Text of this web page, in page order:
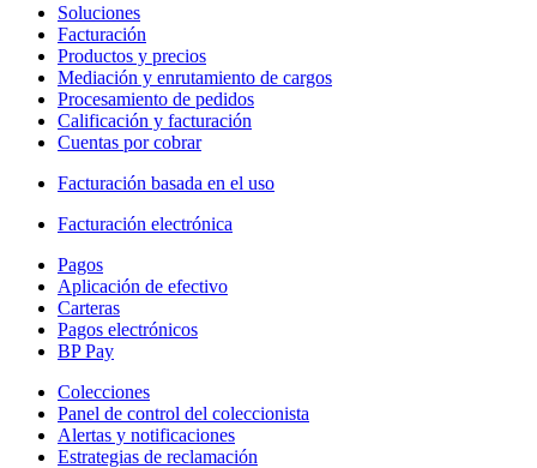
Soluciones
Facturación
Productos y precios
Mediación y enrutamiento de cargos
Procesamiento de pedidos
Calificación y facturación
Cuentas por cobrar
Facturación basada en el uso
Facturación electrónica
Pagos
Aplicación de efectivo
Carteras
Pagos electrónicos
BP Pay
Colecciones
Panel de control del coleccionista
Alertas y notificaciones
Estrategias de reclamación